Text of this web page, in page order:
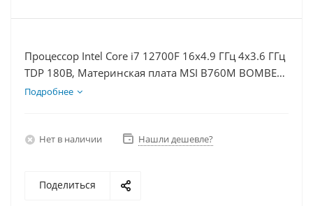
Процессор Intel Core i7 12700F 16x4.9 ГГц 4x3.6 ГГц
TDP 180В, Материнская плата MSI B760M BOMBER
WIFI D5, Видеокарта RTX 4070S 12Гб, Память
Подробнее
Нет в наличии Нашли дешевле?
Поделиться